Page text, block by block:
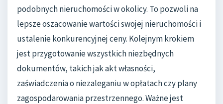
podobnych nieruchomości w okolicy. To pozwoli na
lepsze oszacowanie wartości swojej nieruchomości i
ustalenie konkurencyjnej ceny. Kolejnym krokiem
jest przygotowanie wszystkich niezbędnych
dokumentów, takich jak akt własności,
zaświadczenia o niezaleganiu w opłatach czy plany
zagospodarowania przestrzennego. Ważne jest